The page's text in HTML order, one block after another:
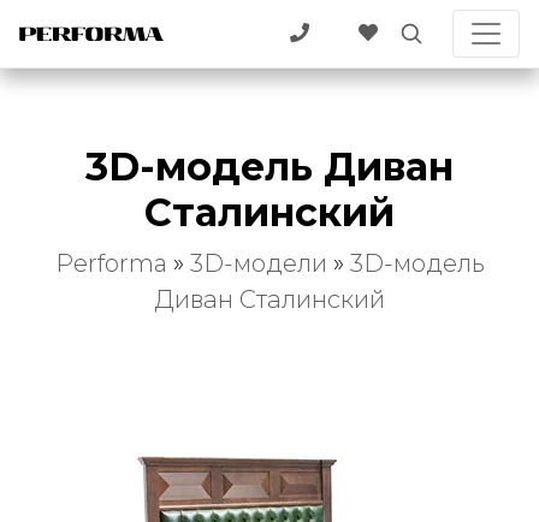
3D-модель Диван
Сталинский
Performa » 3D-модели » 3D-модель
Диван Сталинский